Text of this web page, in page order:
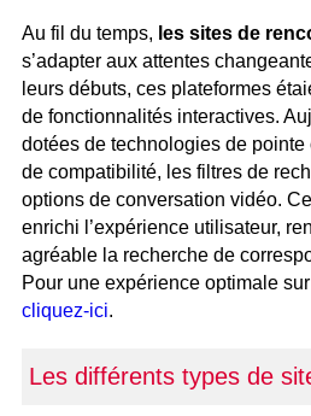
Au fil du temps, les sites de
s’adapter aux attentes
leurs débuts, ces plateformes
de fonctionnalités interactives.
dotées de technologies de
de compatibilité, les filtres de
options de conversation vidéo.
enrichi l’expérience utilisateur,
agréable la recherche de
Pour une expérience optimale
cliquez-ici.
Les différents types de